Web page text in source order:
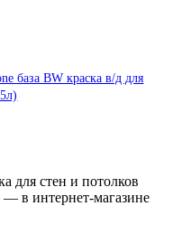
BW краска в/д для